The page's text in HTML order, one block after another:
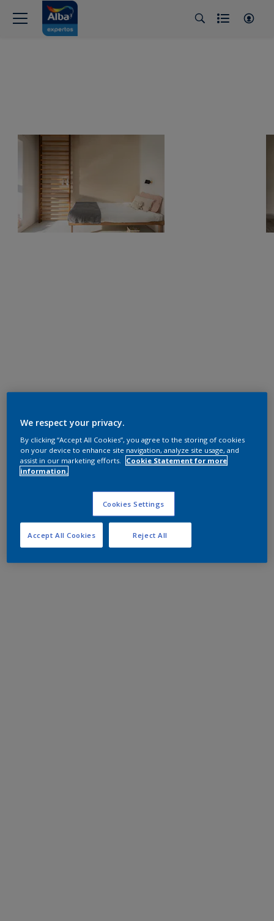
We respect your privacy.
By clicking “Accept All Cookies”, you agree to the storing of cookies
on your device to enhance site navigation, analyze site usage, and
assist in our marketing efforts.
Cookie Statement for more
information.
Cookies Settings
Reject All
Accept All Cookies